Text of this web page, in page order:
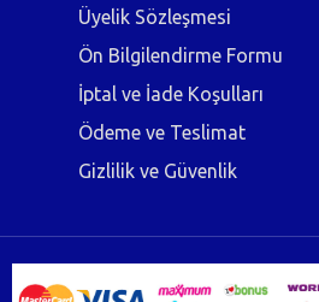
Üyelik Sözleşmesi
Ön Bilgilendirme Formu
İptal ve İade Koşulları
Ödeme ve Teslimat
Gizlilik ve Güvenlik